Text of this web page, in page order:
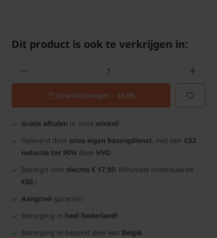
Dit product is ook te verkrijgen in:
In winkelwagen - €9,99
Gratis afhalen in onze winkel!
Geleverd door onze eigen bezorgdienst, met een C02
reductie tot 90% door HVO
Bezorgd voor slechts € 17,95! Minimale orderwaarde
€50,-
Aangroei garantie!
Bezorging in heel Nederland!
Bezorging in beperkt deel van België